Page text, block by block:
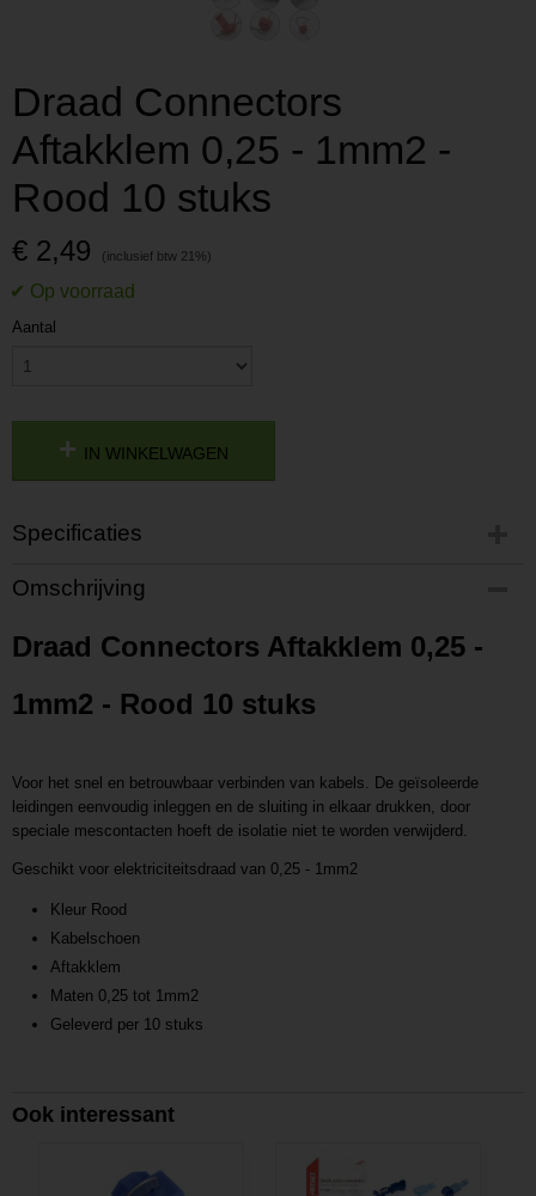
Draad Connectors
Aftakklem 0,25 - 1mm2 -
Rood 10 stuks
€ 2,49
Aantal
IN WINKELWAGEN
Specificaties
Productcode
P2011603071505
L2011603071505
Omschrijving
Draad Connectors Aftakklem 0,25 -
1mm2 - Rood 10 stuks
Voor het snel en betrouwbaar verbinden van kabels. De geïsoleerde
leidingen eenvoudig inleggen en de sluiting in elkaar drukken, door
speciale mescontacten hoeft de isolatie niet te worden verwijderd.
Geschikt voor elektriciteitsdraad van 0,25 - 1mm2
Kleur Rood
Kabelschoen
Aftakklem
Maten 0,25 tot 1mm2
Geleverd per 10 stuks
Ook interessant